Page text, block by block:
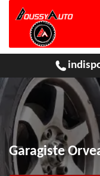
Garagiste